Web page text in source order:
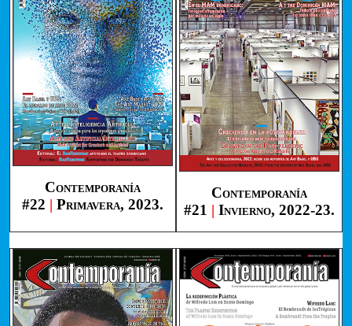
Contemporanía
#22 | Primavera, 2023.
Contemporanía
#21 | Invierno, 2022-23.